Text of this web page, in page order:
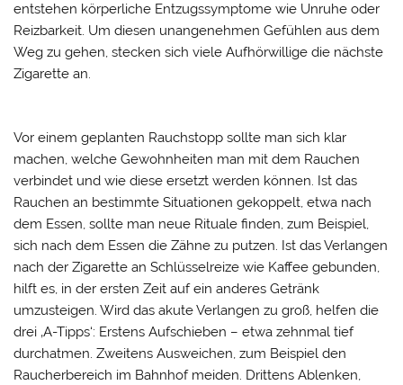
entstehen körperliche Entzugssymptome wie Unruhe oder
Reizbarkeit. Um diesen unangenehmen Gefühlen aus dem
Weg zu gehen, stecken sich viele Aufhörwillige die nächste
Zigarette an.
Vor einem geplanten Rauchstopp sollte man sich klar
machen, welche Gewohnheiten man mit dem Rauchen
verbindet und wie diese ersetzt werden können. Ist das
Rauchen an bestimmte Situationen gekoppelt, etwa nach
dem Essen, sollte man neue Rituale finden, zum Beispiel,
sich nach dem Essen die Zähne zu putzen. Ist das Verlangen
nach der Zigarette an Schlüsselreize wie Kaffee gebunden,
hilft es, in der ersten Zeit auf ein anderes Getränk
umzusteigen. Wird das akute Verlangen zu groß, helfen die
drei ‚A-Tipps‘: Erstens Aufschieben – etwa zehnmal tief
durchatmen. Zweitens Ausweichen, zum Beispiel den
Raucherbereich im Bahnhof meiden. Drittens Ablenken,